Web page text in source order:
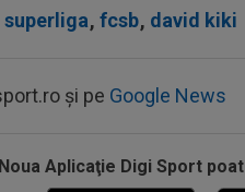
superliga, fcsb, david kiki
și pe Google News
Noua Aplicaţie Digi Sport